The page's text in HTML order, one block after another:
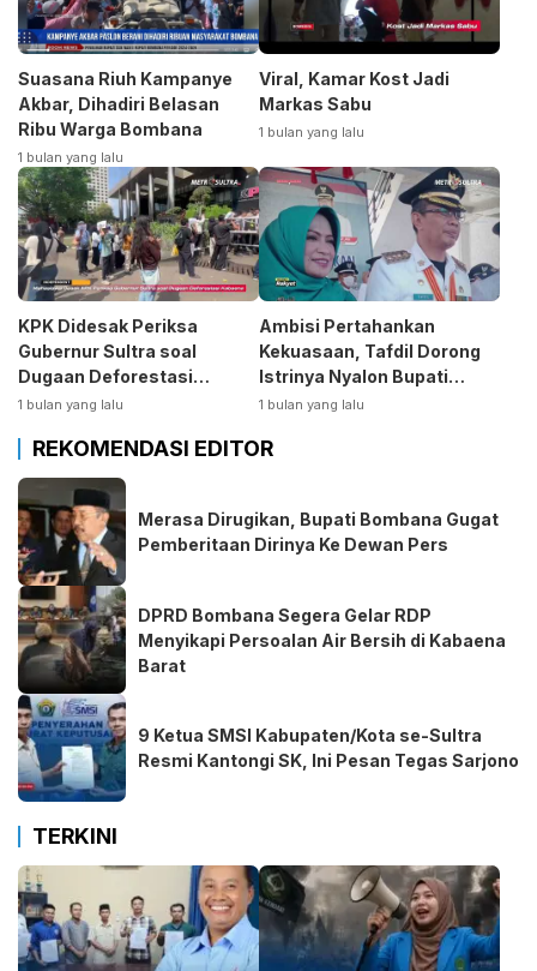
Suasana Riuh Kampanye
Akbar, Dihadiri Belasan
Ribu Warga Bombana
1 bulan yang lalu
Viral, Kamar Kost Jadi
Markas Sabu
1 bulan yang lalu
KPK Didesak Periksa
Gubernur Sultra soal
Dugaan Deforestasi
Kabaen
1 bulan yang lalu
Ambisi Pertahankan
Kekuasaan, Tafdil Dorong
Istrinya Nyalon Bupati
Bombana
1 bulan yang lalu
REKOMENDASI EDITOR
Merasa Dirugikan, Bupati Bombana Gugat
Pemberitaan Dirinya Ke Dewan Pers
DPRD Bombana Segera Gelar RDP
Menyikapi Persoalan Air Bersih di Kabaena
Barat
9 Ketua SMSI Kabupaten/Kota se-Sultra
Resmi Kantongi SK, Ini Pesan Tegas Sarjono
TERKINI